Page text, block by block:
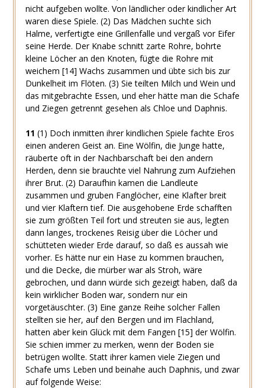
nicht aufgeben wollte. Von ländlicher oder kindlicher Art
waren diese Spiele. (2) Das Mädchen suchte sich
Halme, verfertigte eine Grillenfalle und vergaß vor Eifer
seine Herde. Der Knabe schnitt zarte Rohre, bohrte
kleine Löcher an den Knoten, fügte die Rohre mit
weichem [14] Wachs zusammen und übte sich bis zur
Dunkelheit im Flöten. (3) Sie teilten Milch und Wein und
das mitgebrachte Essen, und eher hätte man die Schafe
und Ziegen getrennt gesehen als Chloe und Daphnis.
11 (1) Doch inmitten ihrer kindlichen Spiele fachte Eros
einen anderen Geist an. Eine Wölfin, die Junge hatte,
räuberte oft in der Nachbarschaft bei den andern
Herden, denn sie brauchte viel Nahrung zum Aufziehen
ihrer Brut. (2) Daraufhin kamen die Landleute
zusammen und gruben Fanglöcher, eine Klafter breit
und vier Klaftern tief. Die ausgehobene Erde schafften
sie zum größten Teil fort und streuten sie aus, legten
dann langes, trockenes Reisig über die Löcher und
schütteten wieder Erde darauf, so daß es aussah wie
vorher. Es hätte nur ein Hase zu kommen brauchen,
und die Decke, die mürber war als Stroh, wäre
gebrochen, und dann würde sich gezeigt haben, daß da
kein wirklicher Boden war, sondern nur ein
vorgetäuschter. (3) Eine ganze Reihe solcher Fallen
stellten sie her, auf den Bergen und im Flachland,
hatten aber kein Glück mit dem Fangen [15] der Wölfin.
Sie schien immer zu merken, wenn der Boden sie
betrügen wollte. Statt ihrer kamen viele Ziegen und
Schafe ums Leben und beinahe auch Daphnis, und zwar
auf folgende Weise: